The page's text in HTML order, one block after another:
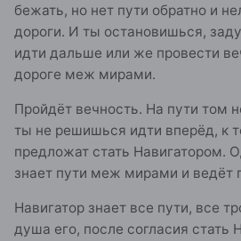
бежать, но нет пути обратно и
дороги. И ты остановишься,
идти дальше или же провести
дороге меж мирами.
Пройдёт вечность. На пути том
ты не решишься идти вперёд, к
предложат стать Навигатором.
знает пути меж мирами и ведёт
Навигатор знает все пути, все
душа его, после согласия стать